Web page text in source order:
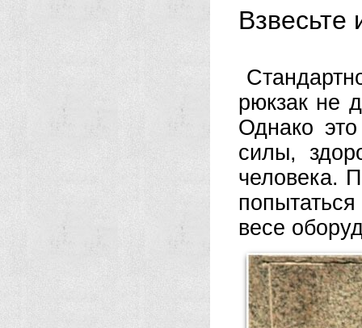
Взвесьте
рюкзак не
Однако
силы,
человека.
весе